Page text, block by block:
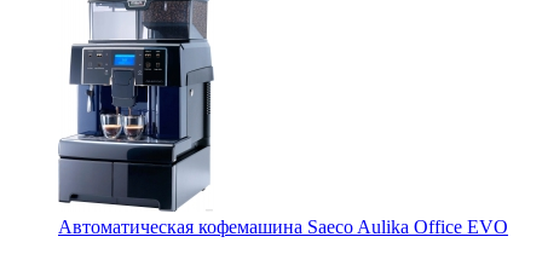
Автоматическая кофемашина Saeco Aulika Office EVO